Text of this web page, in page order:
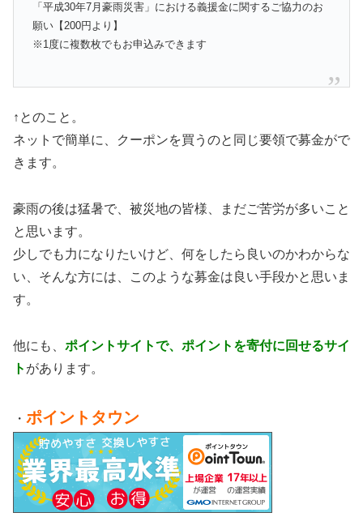
「平成30年7月豪雨災害」における義援金に関するご協力のお
願い【200円より】
※1度に複数枚でもお申込みできます
↑とのこと。
ネットで簡単に、クーポンを買うのと同じ要領で募金がで
きます。
豪雨の後は猛暑で、被災地の皆様、まだご苦労が多いこと
と思います。
少しでも力になりたいけど、何をしたら良いのかわからな
い、そんな方には、このような募金は良い手段かと思いま
す。
他にも、 ポイントサイトで、ポイントを寄付に回せるサイ
ト があります。
・ ポイントタウン